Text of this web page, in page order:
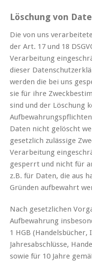
Löschung von
Die von uns
der Art. 17 und 18
Verarbeitung
dieser
werden die bei uns
sie für ihre
sind und der Löschung
Daten nicht gelöscht
gesetzlich zulässige
Verarbeitung
gesperrt und nicht für
z.B. für Daten, die aus
Gründen aufbewahrt
Nach gesetzlichen
Aufbewahrung
1 HGB
Jahresabschlüsse,
sowie für 10 Jahre